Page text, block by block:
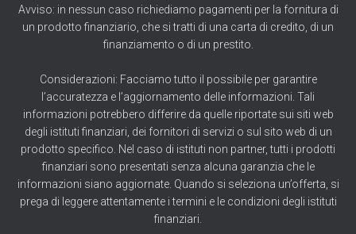
Avviso: in nessun caso richiediamo pagamenti per la fornitura di
un prodotto finanziario, che si tratti di una carta di credito, di un
finanziamento o di un prestito.
Considerazioni: Facciamo tutto il possibile per garantire
l’accuratezza e l’aggiornamento delle informazioni. Tali
informazioni potrebbero differire da quelle riportate sui siti web
degli istituti finanziari, dei fornitori di servizi o sul sito web di un
prodotto specifico. Nel caso di istituti non partner, tutti i prodotti
finanziari sono presentati senza alcuna garanzia che le
informazioni siano aggiornate. Quando si seleziona un’offerta, si
prega di leggere attentamente i termini e le condizioni degli istituti
finanziari.